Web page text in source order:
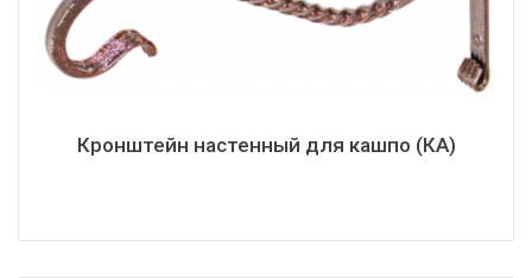
Кронштейн настенный для кашпо (КА)